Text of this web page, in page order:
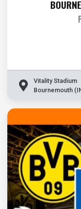
Vitality Stadium
Bournemouth